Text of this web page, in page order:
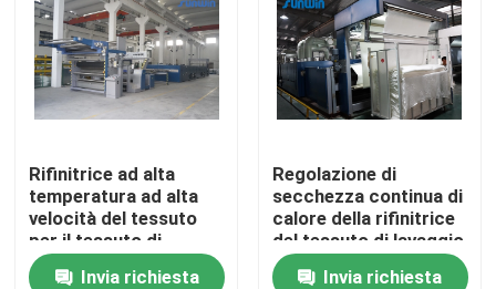
Circa noi
Giro della fabbrica
Controllo di qualità
Contattici
Rifinitrice ad alta
temperatura ad alta
velocità del tessuto
per il tessuto di
Bedmattress
Invia richiesta
Regolazione di
secchezza continua di
calore della rifinitrice
del tessuto di lavaggio
di Stenter
Invia richiesta